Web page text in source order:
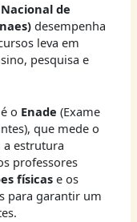
de
desempenha
leva em
pesquisa e
o Enade (Exame
que mede o
a estrutura
professores
físicase os
para garantir um